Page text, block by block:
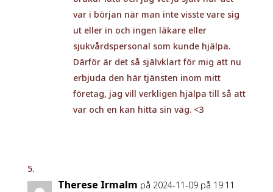
var i början när man inte visste vare sig
ut eller in och ingen läkare eller
sjukvårdspersonal som kunde hjälpa.
Därför är det så självklart för mig att nu
erbjuda den här tjänsten inom mitt
företag, jag vill verkligen hjälpa till så att
var och en kan hitta sin väg. <3
Therese Irmalm på 2024-11-09 på 19:11